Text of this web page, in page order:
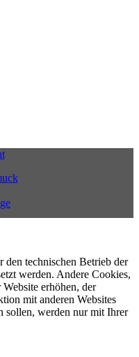
den technischen Betrieb der
werden. Andere Cookies,
erhöhen, der
mit anderen Websites
sollen, werden nur mit Ihrer